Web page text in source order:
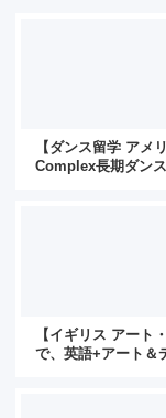
【ダンス留学 ア
Complex長期ダン
【イギリス アート
で、英語+アート＆